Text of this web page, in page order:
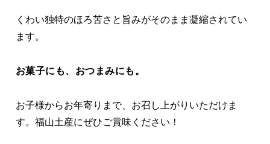
くわい独特のほろ苦さと旨みがそのまま凝縮されてい
ます。
お菓子にも、おつまみにも。
お子様からお年寄りまで、お召し上がりいただけま
す。福山土産にぜひご賞味ください！